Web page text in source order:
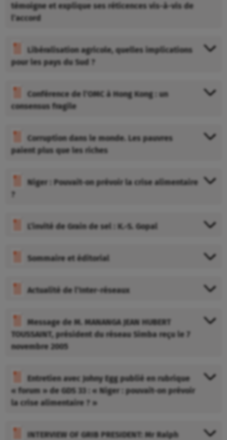
témoigne et explique ses réticences vis-à-vis de
l’accord
Libéralisation agricole, quelles implications
pour les pays du Sud ?
Conférence de l’OMC à Hong Kong : un
consensus fragile
Corruption dans le monde. Les pauvres
paient plus que les riches
Niger : Pouvait-on prévoir la crise alimentaire
?
L’invité de Grain de sel : K.-S. Gopal
Sommaire et éditorial
Actualité de l’Inter-réseaux
Message de M. MANANGA JEAN HUBERT
TOUSSAINT, président du réseau Simba reçu le 7
novembre 2005
Entretien avec Johny Egg publié en rubrique
« forum » de GDS 33 : « Niger : pouvait-on prévoir
la crise alimentaire ? »
INTERVIEW OF GRIB PRESIDENT: Mr Ralph